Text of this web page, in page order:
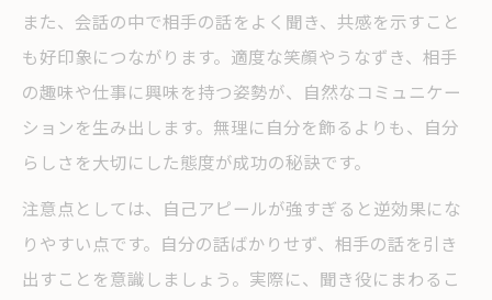
また、会話の中で相手の話をよく聞き、共感を示すこと
も好印象につながります。適度な笑顔やうなずき、相手
の趣味や仕事に興味を持つ姿勢が、自然なコミュニケー
ションを生み出します。無理に自分を飾るよりも、自分
らしさを大切にした態度が成功の秘訣です。
注意点としては、自己アピールが強すぎると逆効果にな
りやすい点です。自分の話ばかりせず、相手の話を引き
出すことを意識しましょう。実際に、聞き役にまわるこ